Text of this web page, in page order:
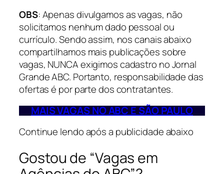
OBS: Apenas divulgamos as vagas, não
solicitamos nenhum dado pessoal ou
currículo. Sendo assim, nos canais abaixo
compartilhamos mais publicações sobre
vagas, NUNCA exigimos cadastro no Jornal
Grande ABC. Portanto, responsabilidade das
ofertas é por parte dos contratantes.
MAIS VAGAS NOABC E SÃO PAULO
Continue lendo após a publicidade abaixo
Gostou de “Vagas em